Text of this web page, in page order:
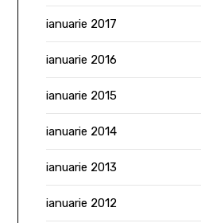
ianuarie 2017
ianuarie 2016
ianuarie 2015
ianuarie 2014
ianuarie 2013
ianuarie 2012